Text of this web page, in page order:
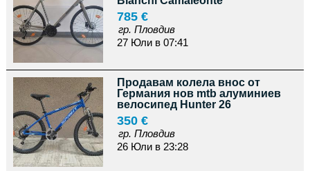
785 €
гр. Пловдив
27 Юли в 07:41
Продавам колела внос от
Германия нов mtb алуминиев
велосипед Hunter 26
350 €
гр. Пловдив
26 Юли в 23:28